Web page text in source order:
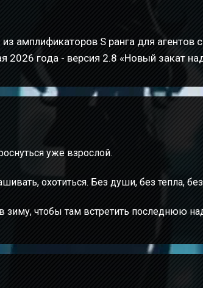
амплификаторов S ранга для агентов
2026 года - версия 2.8 «Новый закат
уже взрослой.
охотиться. Без души, без тепла,
зиму, чтобы там встретить последнюю